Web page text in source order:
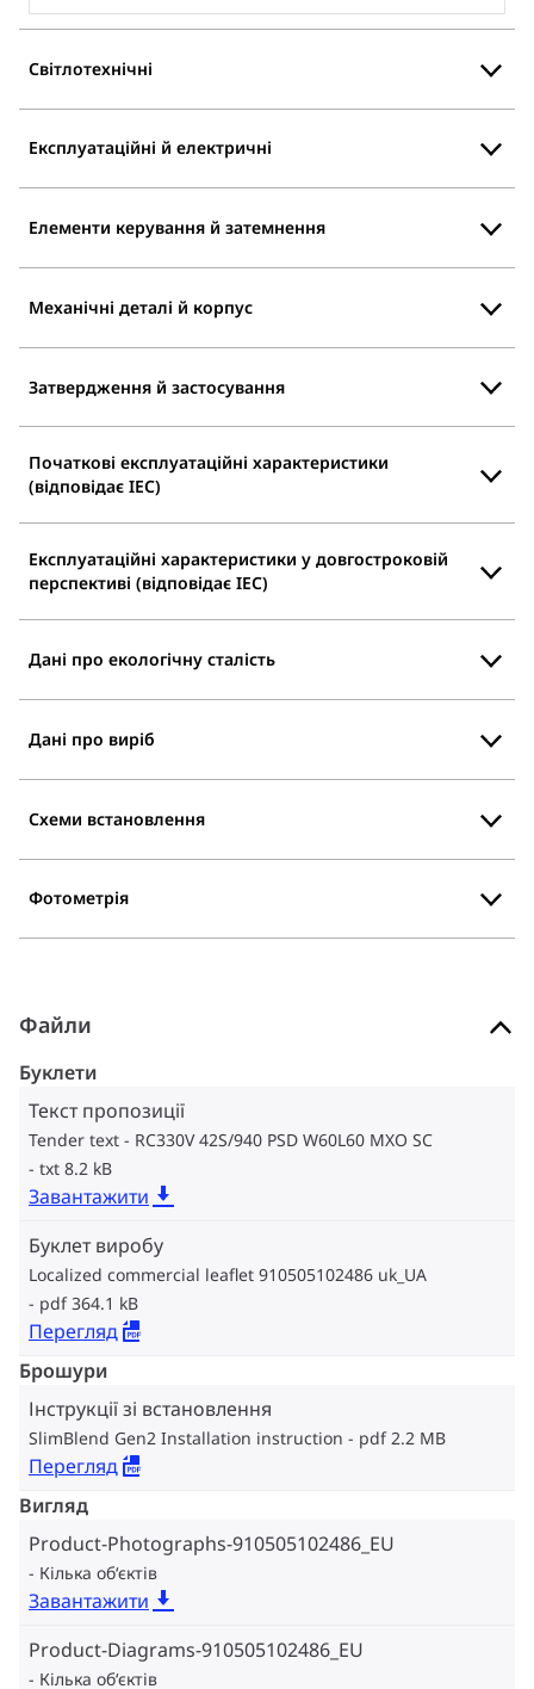
Світлотехнічні
Експлуатаційні й електричні
Елементи керування й затемнення
Механічні деталі й корпус
Затвердження й застосування
Початкові експлуатаційні характеристики
(відповідає IEC)
Експлуатаційні характеристики у довгостроковій
перспективі (відповідає IEC)
Дані про екологічну сталість
Дані про виріб
Схеми встановлення
Фотометрія
Файли
Буклети
Текст пропозиції
Tender text - RC330V 42S/940 PSD W60L60 MXO SC
txt 8.2 kB
Завантажити
Буклет виробу
Localized commercial leaflet 910505102486 uk_UA
pdf 364.1 kB
Перегляд
Брошури
Інструкції зі встановлення
SlimBlend Gen2 Installation instruction pdf 2.2 MB
Перегляд
Вигляд
Product-Photographs-910505102486_EU
Кілька об‘єктів
Завантажити
Product-Diagrams-910505102486_EU
Кілька об‘єктів